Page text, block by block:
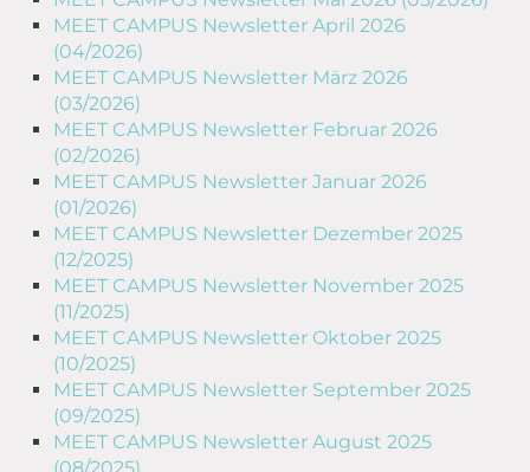
MEET CAMPUS Newsletter April 2026
(04/2026)
MEET CAMPUS Newsletter März 2026
(03/2026)
MEET CAMPUS Newsletter Februar 2026
(02/2026)
MEET CAMPUS Newsletter Januar 2026
(01/2026)
MEET CAMPUS Newsletter Dezember 2025
(12/2025)
MEET CAMPUS Newsletter November 2025
(11/2025)
MEET CAMPUS Newsletter Oktober 2025
(10/2025)
MEET CAMPUS Newsletter September 2025
(09/2025)
MEET CAMPUS Newsletter August 2025